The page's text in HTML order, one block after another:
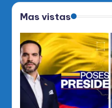
Mas vistas